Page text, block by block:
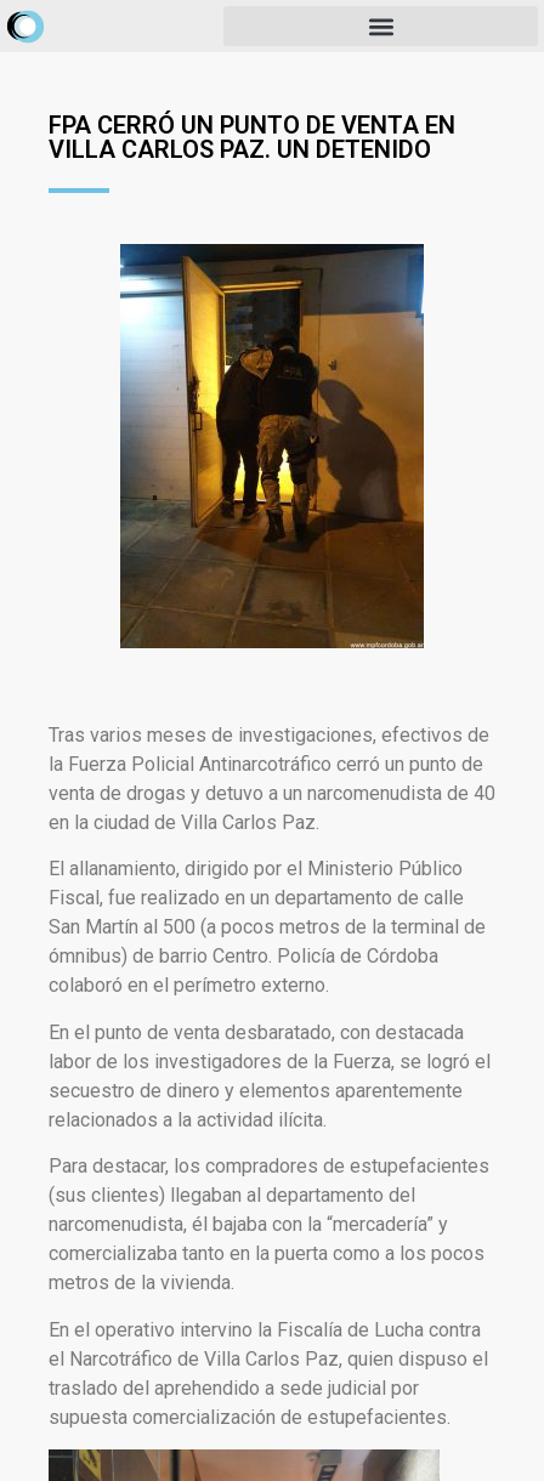
FPA CERRÓ UN PUNTO DE VENTA EN
VILLA CARLOS PAZ. UN DETENIDO
Tras varios meses de investigaciones, efectivos de
la Fuerza Policial Antinarcotráfico cerró un punto de
venta de drogas y detuvo a un narcomenudista de 40
en la ciudad de Villa Carlos Paz.
El allanamiento, dirigido por el Ministerio Público
Fiscal, fue realizado en un departamento de calle
San Martín al 500 (a pocos metros de la terminal de
ómnibus) de barrio Centro. Policía de Córdoba
colaboró en el perímetro externo.
En el punto de venta desbaratado, con destacada
labor de los investigadores de la Fuerza, se logró el
secuestro de dinero y elementos aparentemente
relacionados a la actividad ilícita.
Para destacar, los compradores de estupefacientes
(sus clientes) llegaban al departamento del
narcomenudista, él bajaba con la “mercadería” y
comercializaba tanto en la puerta como a los pocos
metros de la vivienda.
En el operativo intervino la Fiscalía de Lucha contra
el Narcotráfico de Villa Carlos Paz, quien dispuso el
traslado del aprehendido a sede judicial por
supuesta comercialización de estupefacientes.